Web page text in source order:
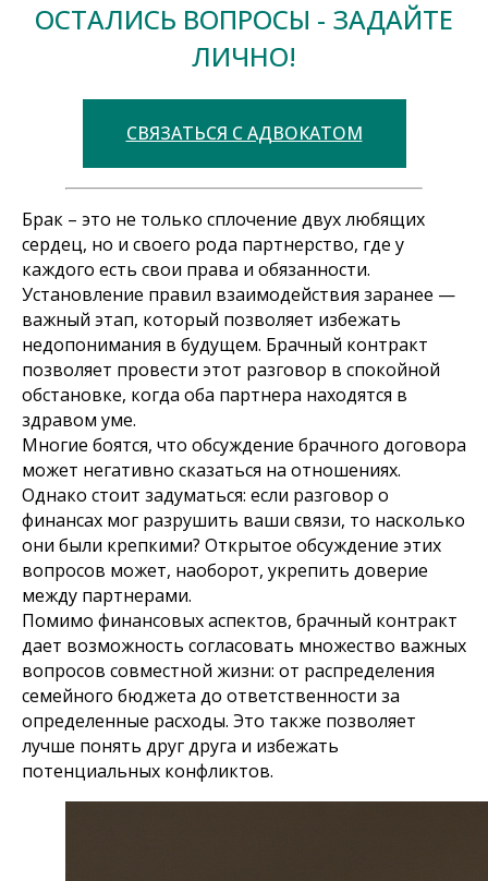
ОСТАЛИСЬ ВОПРОСЫ - ЗАДАЙТЕ
ЛИЧНО!
СВЯЗАТЬСЯ С АДВОКАТОМ
Брак – это не только сплочение двух любящих
сердец, но и своего рода партнерство, где у
каждого есть свои права и обязанности.
Установление правил взаимодействия заранее —
важный этап, который позволяет избежать
недопонимания в будущем. Брачный контракт
позволяет провести этот разговор в спокойной
обстановке, когда оба партнера находятся в
здравом уме.
Многие боятся, что обсуждение брачного договора
может негативно сказаться на отношениях.
Однако стоит задуматься: если разговор о
финансах мог разрушить ваши связи, то насколько
они были крепкими? Открытое обсуждение этих
вопросов может, наоборот, укрепить доверие
между партнерами.
Помимо финансовых аспектов, брачный контракт
дает возможность согласовать множество важных
вопросов совместной жизни: от распределения
семейного бюджета до ответственности за
определенные расходы. Это также позволяет
лучше понять друг друга и избежать
потенциальных конфликтов.